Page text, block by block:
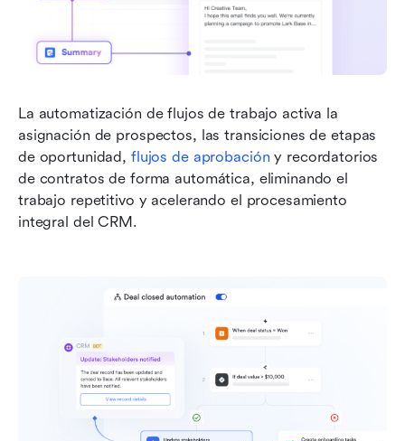
La automatización de flujos de trabajo activa la
asignación de prospectos, las transiciones de etapas
de oportunidad, flujos de aprobación y recordatorios
de contratos de forma automática, eliminando el
trabajo repetitivo y acelerando el procesamiento
integral del CRM.